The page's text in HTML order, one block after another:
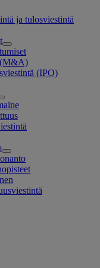
ja tulosviestintä
(M&A)
(IPO)